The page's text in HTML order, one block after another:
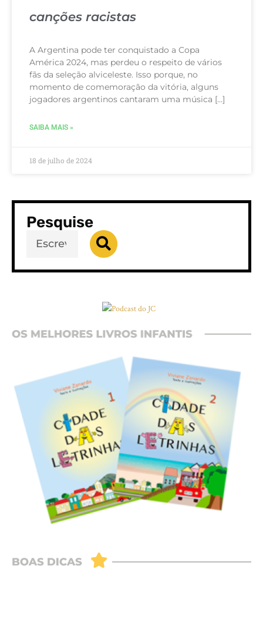
canções racistas
A Argentina pode ter conquistado a Copa
América 2024, mas perdeu o respeito de vários
fãs da seleção alviceleste. Isso porque, no
momento de comemoração da vitória, alguns
jogadores argentinos cantaram uma música […]
SAIBA MAIS »
18 de julho de 2024
Pesquise